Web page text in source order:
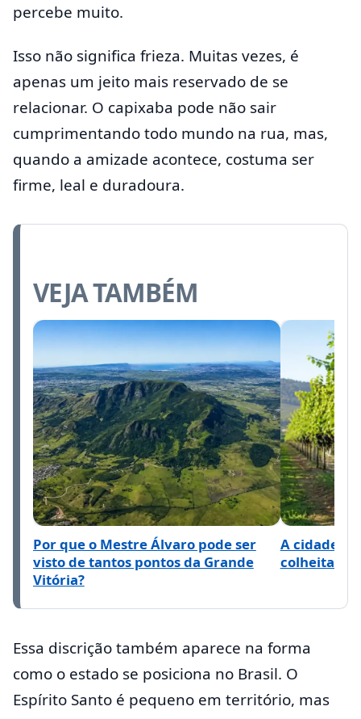
percebe muito.
Isso não significa frieza. Muitas vezes, é
apenas um jeito mais reservado de se
relacionar. O capixaba pode não sair
cumprimentando todo mundo na rua, mas,
quando a amizade acontece, costuma ser
firme, leal e duradoura.
VEJA TAMBÉM
Por que o Mestre Álvaro pode ser
visto de tantos pontos da Grande
Vitória?
A cidade
colheita da
Essa discrição também aparece na forma
como o estado se posiciona no Brasil. O
Espírito Santo é pequeno em território, mas